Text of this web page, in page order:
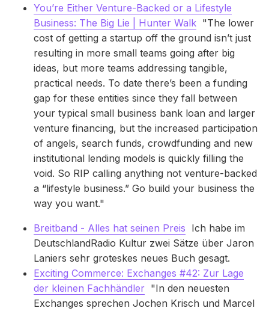
You’re Either Venture-Backed or a Lifestyle
Business: The Big Lie | Hunter Walk "The lower
cost of getting a startup off the ground isn’t just
resulting in more small teams going after big
ideas, but more teams addressing tangible,
practical needs. To date there’s been a funding
gap for these entities since they fall between
your typical small business bank loan and larger
venture financing, but the increased participation
of angels, search funds, crowdfunding and new
institutional lending models is quickly filling the
void. So RIP calling anything not venture-backed
a “lifestyle business.” Go build your business the
way you want."
Breitband - Alles hat seinen Preis Ich habe im
DeutschlandRadio Kultur zwei Sätze über Jaron
Laniers sehr groteskes neues Buch gesagt.
Exciting Commerce: Exchanges #42: Zur Lage
der kleinen Fachhändler "In den neuesten
Exchanges sprechen Jochen Krisch und Marcel